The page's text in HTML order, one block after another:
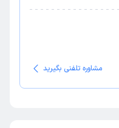
مشاوره تلفنی بگیرید